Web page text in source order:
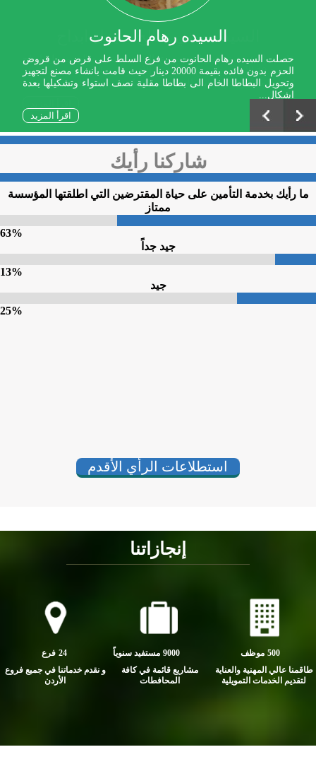
السيده رهام الحانوت
السيده رهام الحانوت من فرع السلط على قرض من قروض
الحزم بدون فائده بقيمة 20000 دينار حيث قامت بانشاء مصنع لتجهيز
البطاطا الخام الى بطاطا مقلية نصف استواء وتشكيلها بعدة
اقرأ المزيد
السيد حسني صالح منيزل ابداح
المؤسسة بتمويل مشروع السيد حسني صالح منيزل ابداح
مشروع تربية اسماك منطقة الريان يعتبر من المشاريع...
شاركنا رأيك
بخدمة التأمين على حياة المقترضين التي اطلقتها المؤسسة
استطلاعات الرأي الأقدم
إنجازاتنا
موظف
المهنية والعناية
التمويلية
مستفيد سنوياً
مشاريع قائمة في كافة
المحافطات
و نقدم خدماتنا في جميع فروع